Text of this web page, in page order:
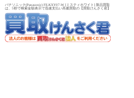
パナソニック(Panasonic) FE-KXY07-W [ミスティホワイト] 新品買取
は、5秒で検索金額表示で迅速支払い高価買取の【買取けんさく君】